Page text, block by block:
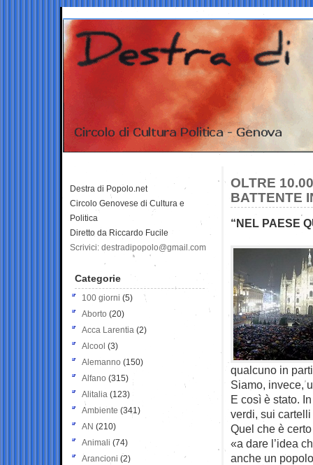
OLTRE
BATTENTE
“NEL PAESE
qualcuno in
Siamo, invece,
E così è stato.
verdi, sui
Quel che è
«a dare l’idea
anche un
Destra di Popolo.net
Circolo Genovese di Cultura e
Politica
Diretto da Riccardo Fucile
Scrivici: destradipopolo@gmail.com
Categorie
100 giorni (5)
Aborto (20)
Acca Larentia (2)
Alcool (3)
Alemanno (150)
Alfano (315)
Alitalia (123)
Ambiente (341)
AN (210)
Animali (74)
Arancioni (2)